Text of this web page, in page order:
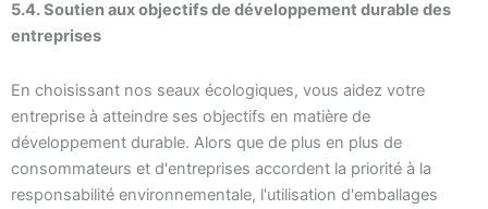
5.4. Soutien aux objectifs de développement durable des
entreprises
En choisissant nos seaux écologiques, vous aidez votre
entreprise à atteindre ses objectifs en matière de
développement durable. Alors que de plus en plus de
consommateurs et d'entreprises accordent la priorité à la
responsabilité environnementale, l'utilisation d'emballages